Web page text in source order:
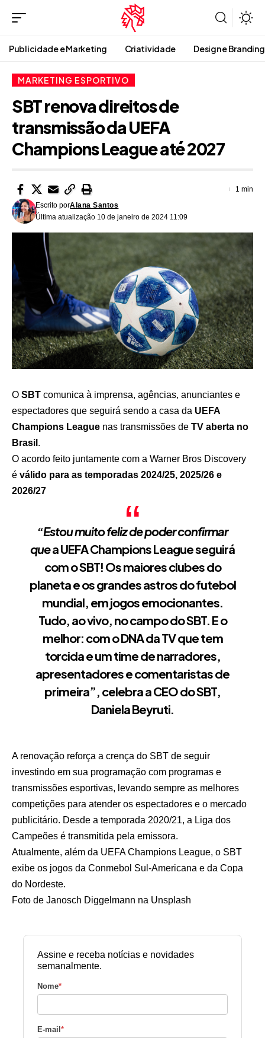
Publicidade e Marketing Criatividade Design e Branding
MARKETING ESPORTIVO
SBT renova direitos de
transmissão da UEFA
Champions League até 2027
Última atualização 10 de janeiro de 2024 11:09
Escrito porAlana Santos
1 min
O SBT comunica à imprensa, agências, anunciantes e
espectadores que seguirá sendo a casa da UEFA
Champions League nas transmissões de TV aberta no
Brasil .
O acordo feito juntamente com a Warner Bros Discovery
é válido para as temporadas 2024/25, 2025/26 e
2026/27
“Estou muito feliz de poder confirmar
quea UEFA Champions League seguirá
com o SBT! Os maiores clubes do
planeta e os grandes astros do futebol
mundial, em jogos emocionantes.
Tudo, ao vivo, no campo do SBT. E o
melhor: com o DNA da TV que tem
torcida e um time de narradores,
apresentadores e comentaristas de
primeira”, celebra aCEO do SBT,
Daniela Beyruti.
A renovação reforça a crença do SBT de seguir
investindo em sua programação com programas e
transmissões esportivas, levando sempre as melhores
competições para atender os espectadores e o mercado
publicitário. Desde a temporada 2020/21, a Liga dos
Campeões é transmitida pela emissora.
Atualmente, além da UEFA Champions League, o SBT
exibe os jogos da Conmebol Sul-Americana e da Copa
do Nordeste.
Foto de Janosch Diggelmann na Unsplash
Assine e receba notícias e novidades
semanalmente.
Nome*
E-mail *